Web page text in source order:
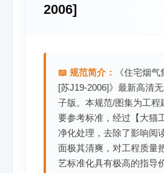
2006]
📖 规范简介：
《住宅烟
[苏J19-2006]》最新高清
子版。本规范/图集为工程
要参考标准，经过【大猫
净化处理，去除了影响阅
面极其清爽，对工程质量
艺标准化具有极高的指导